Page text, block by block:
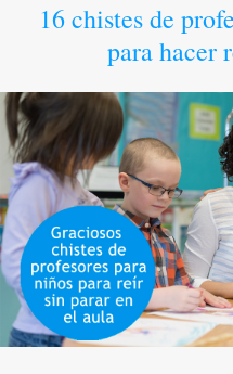
16 chistes de
para hacer